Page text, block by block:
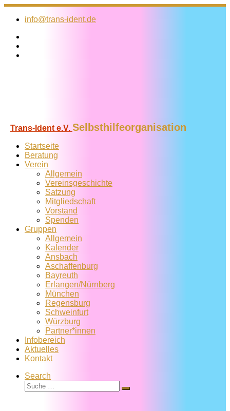
Zum
Inhalt
info@trans-ident.de
Trans-Ident e.V. Selbsthilfeorganisation
Startseite
Beratung
Verein
Allgemein
Vereins­geschichte
Satzung
Mitglied­schaft
Vorstand
Spenden
Gruppen
Allgemein
Kalender
Ansbach
Aschaffenburg
Bayreuth
Erlangen/Nürnberg
München
Regensburg
Schweinfurt
Würzburg
Partner*innen
Infobereich
Aktuelles
Kontakt
Search
Suche
Suche